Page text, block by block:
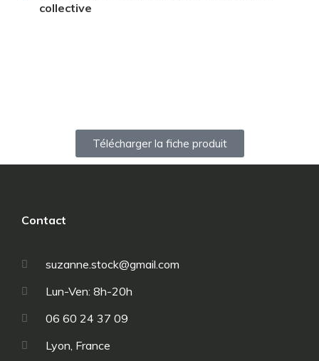
collective
Télécharger la fiche produit
Contact
suzanne.stock@gmail.com
Lun-Ven: 8h-20h
06 60 24 37 09
Lyon, France